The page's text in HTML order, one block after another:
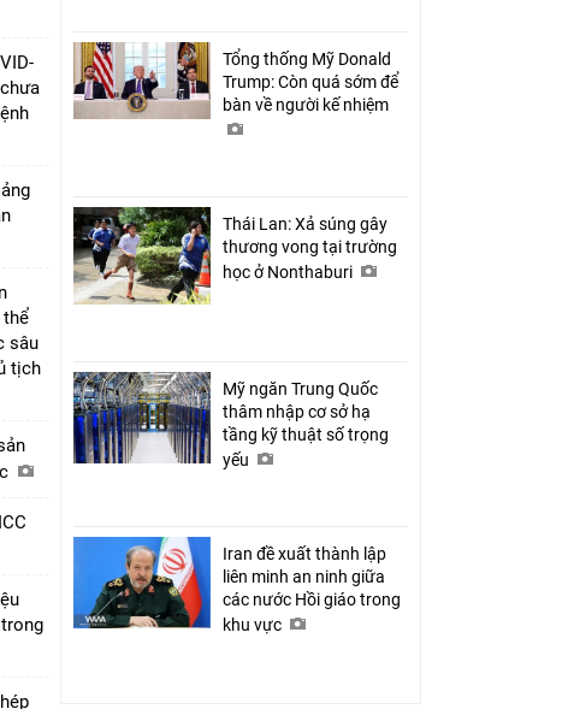
sâu
tịch
Tổng thống Mỹ Donald
Trump: Còn quá sớm để
bàn về người kế nhiệm
Thái Lan: Xả súng gây
thương vong tại trường
học ở Nonthaburi
Mỹ ngăn Trung Quốc
thâm nhập cơ sở hạ
tầng kỹ thuật số trọng
yếu
Iran đề xuất thành lập
liên minh an ninh giữa
các nước Hồi giáo trong
khu vực